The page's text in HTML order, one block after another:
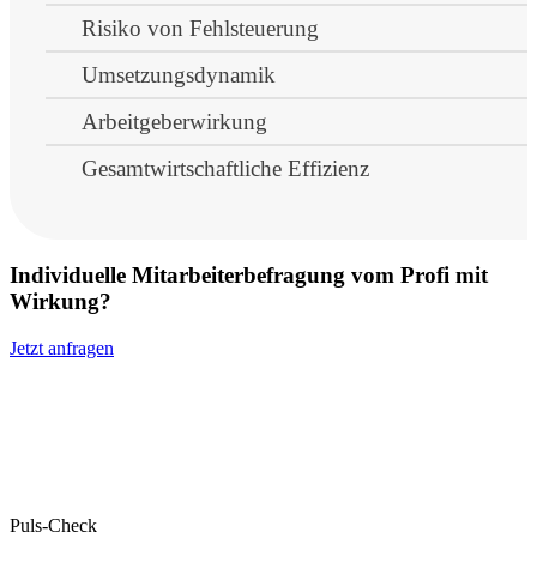
Risiko von Fehlsteuerung
Umsetzungsdynamik
Arbeitgeberwirkung
Gesamtwirtschaftliche Effizienz
Individuelle Mitarbeiterbefragung vom Profi mit
Wirkung?
Jetzt anfragen
Puls-Check